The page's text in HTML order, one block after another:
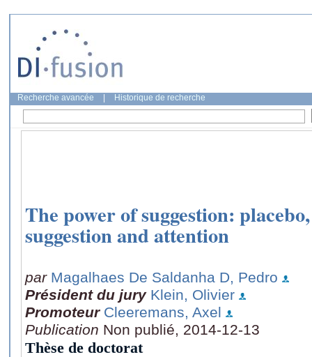
Recherche avancée Historique de recherche
The power of suggestion:
suggestion and attention
par Magalhaes De Saldanha D, Pedro
Président du jury Klein, Olivier
Promoteur Cleeremans, Axel
Publication Non publié, 2014-12-13
Thèse de doctorat